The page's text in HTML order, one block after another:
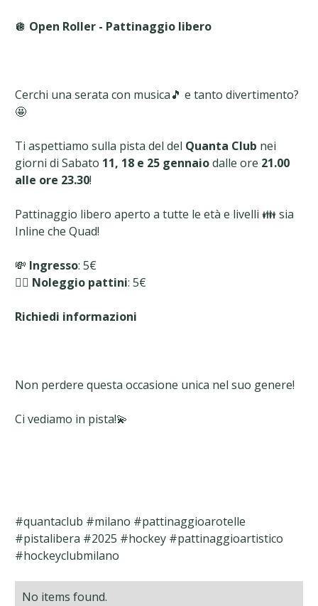
🪩 Open Roller - Pattinaggio libero
Cerchi una serata con musica🎵 e tanto divertimento?
🤩
Ti aspettiamo sulla pista del del Quanta Club nei
giorni di Sabato 11, 18 e 25 gennaiodalle ore 21.00
alle ore 23.30!
Pattinaggio libero aperto a tutte le età e livelli 👪 sia
Inline che Quad!
💸 Ingresso: 5€
👉🏼 Noleggio pattini: 5€
Richiedi informazioni
Non perdere questa occasione unica nel suo genere!
Ci vediamo in pista!💫
#quantaclub #milano #pattinaggioarotelle
#pistalibera #2025 #hockey #pattinaggioartistico
#hockeyclubmilano
No items found.